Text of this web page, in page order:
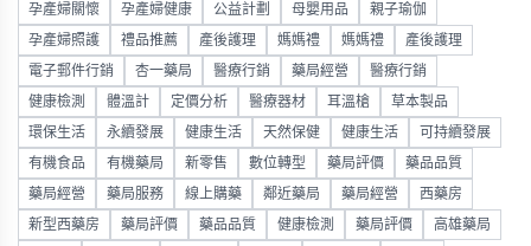
孕產婦關懷 孕產婦健康 公益計劃 母嬰用品 親子瑜伽
孕產婦照護 禮品推薦 產後護理 媽媽禮 媽媽禮 產後護理
電子郵件行銷 杏一藥局 醫療行銷 藥局經營 醫療行銷
健康檢測 體溫計 定價分析 醫療器材 耳溫槍 草本製品
環保生活 永續發展 健康生活 天然保健 健康生活 可持續發展
有機食品 有機藥局 新零售 數位轉型 藥局評價 藥品品質
藥局經營 藥局服務 線上購藥 鄰近藥局 藥局經營 西藥房
新型西藥房 藥局評價 藥品品質 健康檢測 藥局評價 高雄藥局